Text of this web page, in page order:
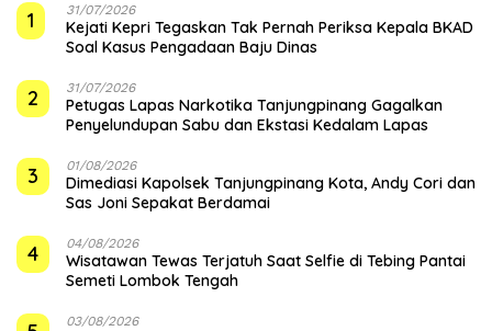
1 31/07/2026
Kejati Kepri Tegaskan Tak Pernah Periksa Kepala BKAD
Soal Kasus Pengadaan Baju Dinas
2 31/07/2026
Petugas Lapas Narkotika Tanjungpinang Gagalkan
Penyelundupan Sabu dan Ekstasi Kedalam Lapas
3 01/08/2026
Dimediasi Kapolsek Tanjungpinang Kota, Andy Cori dan
Sas Joni Sepakat Berdamai
4 04/08/2026
Wisatawan Tewas Terjatuh Saat Selfie di Tebing Pantai
Semeti Lombok Tengah
03/08/2026